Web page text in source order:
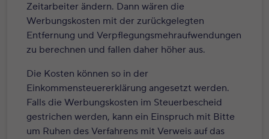
Zeitarbeiter ändern. Dann wären die
Werbungskosten mit der zurückgelegten
Entfernung und Verpflegungsmehraufwendungen
zu berechnen und fallen daher höher aus.
Die Kosten können so in der
Einkommensteuererklärung angesetzt werden.
Falls die Werbungskosten im Steuerbescheid
gestrichen werden, kann ein Einspruch mit Bitte
um Ruhen des Verfahrens mit Verweis auf das